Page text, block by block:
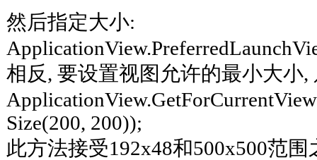
然后指定大小:
相反, 要设置视图允许的最小大小
Size(200, 200));
此方法接受192x48和500x500范